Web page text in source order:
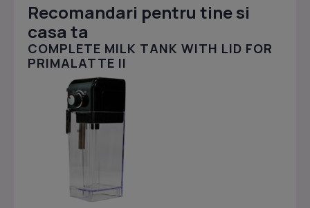
Recomandari pentru tine si
casa ta
COMPLETE MILK TANK WITH LID FOR
PRIMALATTE II